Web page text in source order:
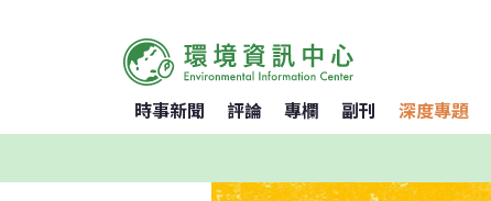
時事新聞 評論 專欄 副刊 深度專題